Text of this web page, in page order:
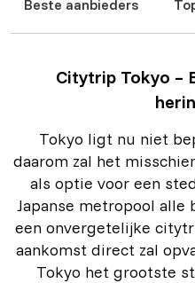
Granada
Milaan
Chicago
Rotterdam
Alle steden in Nederland
Alle steden in Duitsland
Alle steden in België
Beste aanbieders
Citytrip Tokyo –
Tokyo ligt nu niet
daarom zal het
als optie voor een
Japanse metropool
een onvergetelijke
aankomst direct zal
Tokyo het grootste